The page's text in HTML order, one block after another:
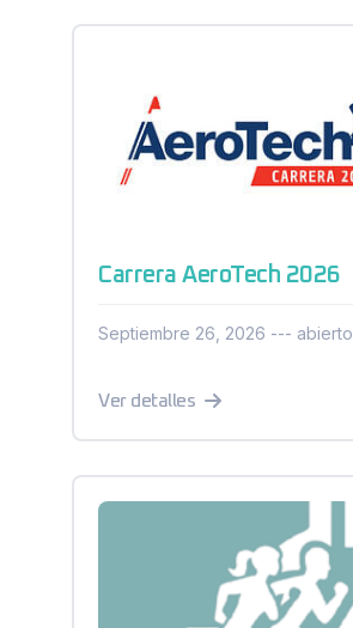
Carrera AeroTech 2026
Septiembre 26, 2026 --- abierto
Ver detalles